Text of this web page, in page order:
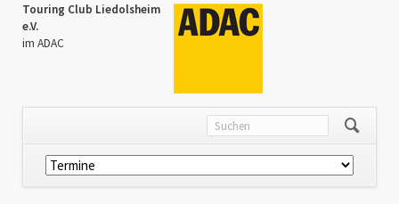
Touring Club Liedolsheim
e.V.
im ADAC
Navigation
überspringen